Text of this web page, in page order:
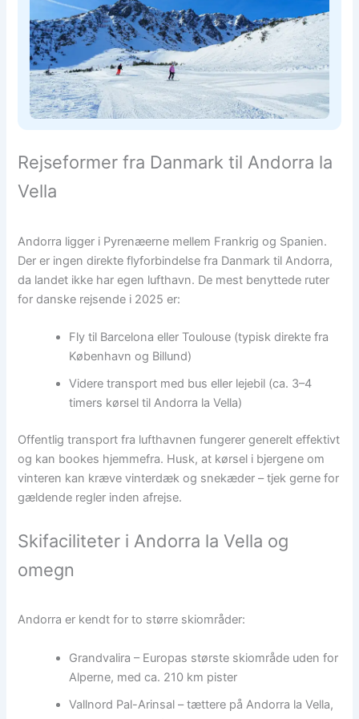
Rejseformer fra Danmark til Andorra la
Vella
Andorra ligger i Pyrenæerne mellem Frankrig og Spanien.
Der er ingen direkte flyforbindelse fra Danmark til Andorra,
da landet ikke har egen lufthavn. De mest benyttede ruter
for danske rejsende i 2025 er:
Fly til Barcelona eller Toulouse (typisk direkte fra
København og Billund)
Videre transport med bus eller lejebil (ca. 3–4
timers kørsel til Andorra la Vella)
Offentlig transport fra lufthavnen fungerer generelt effektivt
og kan bookes hjemmefra. Husk, at kørsel i bjergene om
vinteren kan kræve vinterdæk og snekæder – tjek gerne for
gældende regler inden afrejse.
Skifaciliteter i Andorra la Vella og
omegn
Andorra er kendt for to større skiområder:
Grandvalira – Europas største skiområde uden for
Alperne, med ca. 210 km pister
Vallnord Pal-Arinsal – tættere på Andorra la Vella,